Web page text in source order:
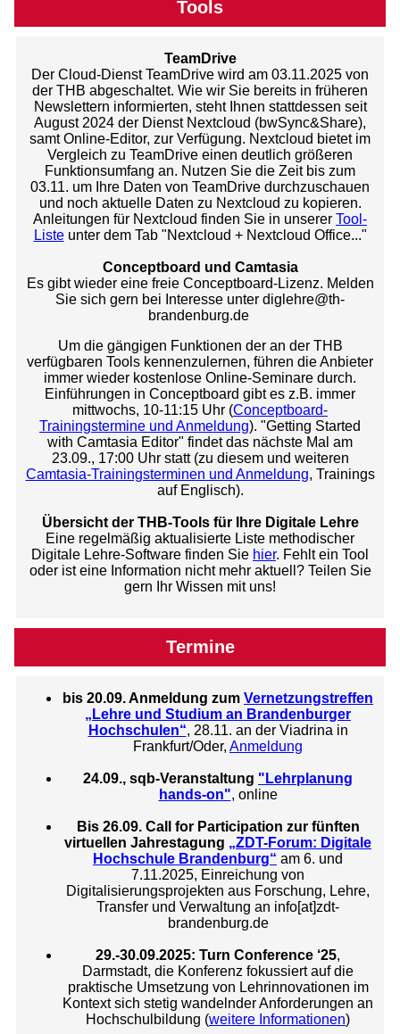
Tools
TeamDrive
Der Cloud-Dienst TeamDrive wird am 03.11.2025 von
der THB abgeschaltet. Wie wir Sie bereits in früheren
Newslettern informierten, steht Ihnen stattdessen seit
August 2024 der Dienst Nextcloud (bwSync&Share),
samt Online-Editor, zur Verfügung. Nextcloud bietet im
Vergleich zu TeamDrive einen deutlich größeren
Funktionsumfang an. Nutzen Sie die Zeit bis zum
03.11. um Ihre Daten von TeamDrive durchzuschauen
und noch aktuelle Daten zu Nextcloud zu kopieren.
Anleitungen für Nextcloud finden Sie in unserer Tool-
Listeunter dem Tab "Nextcloud + Nextcloud Office..."
Conceptboard und Camtasia
Es gibt wieder eine freie Conceptboard-Lizenz. Melden
Sie sich gern bei Interesse unter diglehre@th-
brandenburg.de
Um die gängigen Funktionen der an der THB
verfügbaren Tools kennenzulernen, führen die Anbieter
immer wieder kostenlose Online-Seminare durch.
Einführungen in Conceptboard gibt es z.B. immer
mittwochs, 10-11:15 Uhr (Conceptboard-
Trainingstermine und Anmeldung). "Getting Started
with Camtasia Editor" findet das nächste Mal am
23.09., 17:00 Uhr statt (zu diesem und weiteren
Camtasia-Trainingsterminen und Anmeldung, Trainings
auf Englisch).
Übersicht der THB-Tools für Ihre Digitale Lehre
Eine regelmäßig aktualisierte Liste methodischer
Digitale Lehre-Software finden Sie hier. Fehlt ein Tool
oder ist eine Information nicht mehr aktuell? Teilen Sie
gern Ihr Wissen mit uns!
Termine
bis 20.09. Anmeldung zum Vernetzungstreffen
„Lehre und Studium an Brandenburger
Hochschulen“, 28.11. an der Viadrina in
Frankfurt/Oder, Anmeldung
24.09., sqb-Veranstaltung "Lehrplanung
hands-on", online
Bis 26.09. Call for Participation zur fünften
virtuellen Jahrestagung „ZDT-Forum: Digitale
Hochschule Brandenburg“ am 6. und
7.11.2025, Einreichung von
Digitalisierungsprojekten aus Forschung, Lehre,
Transfer und Verwaltung an info[at]zdt-
brandenburg.de
29.-30.09.2025: Turn Conference ‘25,
Darmstadt, die Konferenz fokussiert auf die
praktische Umsetzung von Lehrinnovationen im
Kontext sich stetig wandelnder Anforderungen an
Hochschulbildung (weitere Informationen)